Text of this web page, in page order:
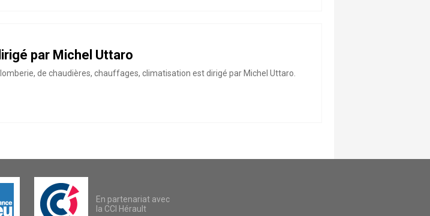
par Michel Uttaro
de chaudières, chauffages, climatisation est dirigé par Michel Uttaro.
En partenariat avec
la CCI Hérault